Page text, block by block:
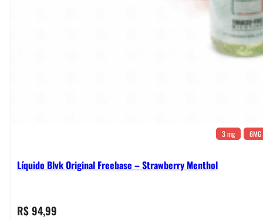
3 mg 6MG
Líquido Blvk Original Freebase – Strawberry Menthol
R$94,99